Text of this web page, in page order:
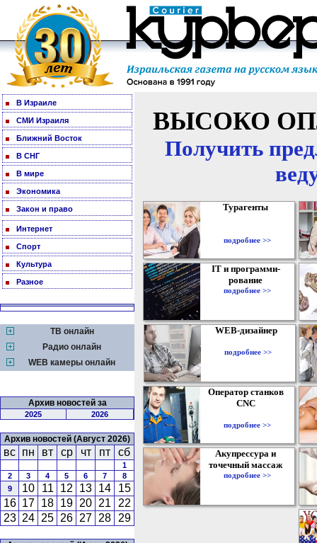
В Израиле
СМИ Израиля
Ближний Восток
В СНГ
В мире
Экономика
Закон и право
Интернет
Спорт
Культура
Разное
ТВ онлайн
Радио онлайн
WEB камеры онлайн
Архив новостей за
2025 2026
Архив новостей (Август 2026)
вс пн вт ср чт пт сб
1
2
3 4 5 6 7
8
9
10 11 12 13 14
15
16 17 18 19 20 21
22
23 24 25 26 27 28 29
ВЫСОКО
Получить
Турагенты
подробнее >>
IT и программи-
рование
подробнее >>
WEB-дизайнер
подробнее >>
Оператор станков
CNC
подробнее >>
Акупрессура и
точечный массаж
подробнее >>